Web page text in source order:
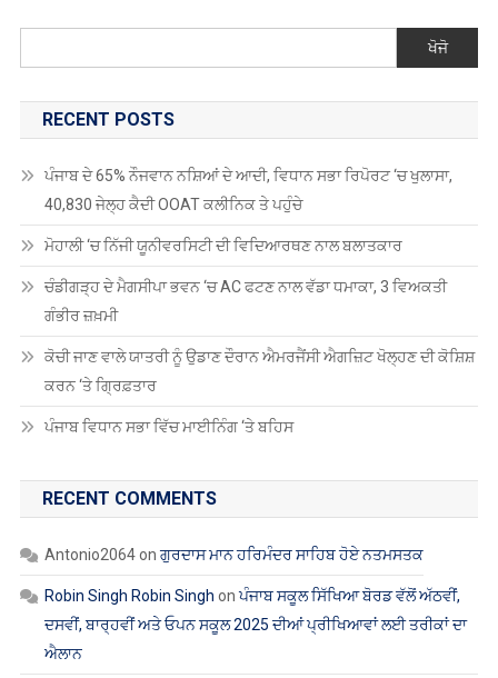
RECENT POSTS
ਪੰਜਾਬ ਦੇ 65% ਨੌਜਵਾਨ ਨਸ਼ਿਆਂ ਦੇ ਆਦੀ, ਵਿਧਾਨ ਸਭਾ ਰਿਪੋਰਟ ‘ਚ ਖੁਲਾਸਾ,
ਮੋਹਾਲੀ ‘ਚ ਨਿੱਜੀ ਯੂਨੀਵਰਸਿਟੀ ਦੀ ਵਿਦਿਆਰਥਣ ਨਾਲ ਬਲਾਤਕਾਰ
ਚੰਡੀਗੜ੍ਹ ਦੇ ਮੈਗਸੀਪਾ ਭਵਨ ‘ਚ AC ਫਟਣ ਨਾਲ ਵੱਡਾ ਧਮਾਕਾ, 3 ਵਿਅਕਤੀ
ਕੋਚੀ ਜਾਣ ਵਾਲੇ ਯਾਤਰੀ ਨੂੰ ਉਡਾਣ ਦੌਰਾਨ ਐਮਰਜੈਂਸੀ ਐਗਜ਼ਿਟ ਖੋਲ੍ਹਣ ਦੀ ਕੋਸ਼ਿਸ਼
ਪੰਜਾਬ ਵਿਧਾਨ ਸਭਾ ਵਿੱਚ ਮਾਈਨਿੰਗ ‘ਤੇ ਬਹਿਸ
Antonio2064onਗੁਰਦਾਸ ਮਾਨ ਹਰਿਮੰਦਰ ਸਾਹਿਬ ਹੋਏ ਨਤਮਸਤਕ
ਦਸਵੀਂ, ਬਾਰ੍ਹਵੀਂ ਅਤੇ ਓਪਨ ਸਕੂਲ 2025 ਦੀਆਂ ਪ੍ਰੀਖਿਆਵਾਂ ਲਈ ਤਰੀਕਾਂ ਦਾ
ਐਲਾਨ
Robin Singh Robin Singhon
ਮੋਗਾ : ਮੋਬਾਇਲ ਬੰਦ ਕਰਕੇ ਲਾੜੀ ਹੋਈ